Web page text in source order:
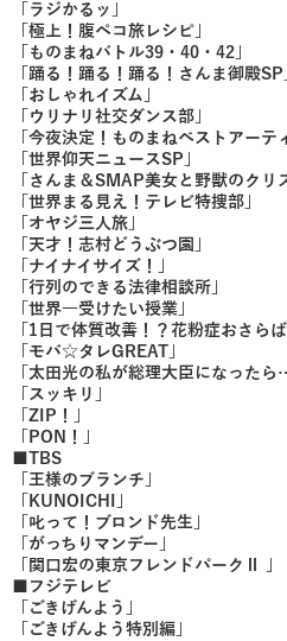
「ラジかるッ」
「極上！腹ペコ旅レシピ」
「ものまねバトル39・40・42」
「踊る！踊る！踊る！さんま御殿SP
「おしゃれイズム」
「ウリナリ社交ダンス部」
「今夜決定！ものまねベストアーテ
「世界仰天ニュースSP」
「さんま＆SMAP美女と野獣のクリ
「世界まる見え！テレビ特捜部」
「オヤジ三人旅」
「天才！志村どうぶつ園」
「ナイナイサイズ！」
「行列のできる法律相談所」
「世界一受けたい授業」
「1日で体質改善！？花粉症おさらば
「モバ☆タレGREAT」
「太田光の私が総理大臣になったら
「スッキリ」
「ZIP！」
「PON！」
■TBS
「王様のブランチ」
「KUNOICHI」
「叱って！ブロンド先生」
「がっちりマンデー」
「関口宏の東京フレンドパークⅡ 」
■フジテレビ
「ごきげんよう」
「ごきげんよう特別編」